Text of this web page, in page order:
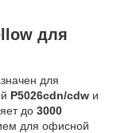
для
для
P5026cdn/cdw и
до 3000
для офисной